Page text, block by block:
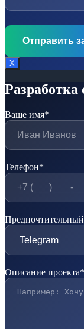
Х
Разработка
Ваше имя*
Телефон*
Предпочтительный
Описание проекта*